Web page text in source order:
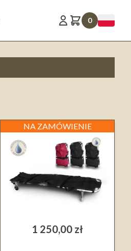
0
NA ZAMÓWIENIE
1 250,00 zł